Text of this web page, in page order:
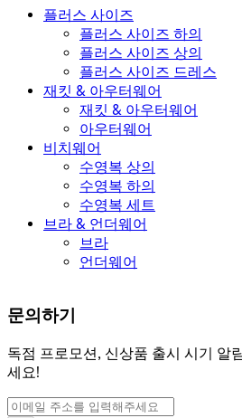
플러스 사이즈
플러스 사이즈 하의
플러스 사이즈 상의
플러스 사이즈 드레스
재킷 & 아우터웨어
재킷 & 아우터웨어
아우터웨어
비치웨어
수영복 상의
수영복 하의
수영복 세트
브라 & 언더웨어
브라
언더웨어
문의하기
독점 프로모션, 신상품 출시 시기 알
세요!